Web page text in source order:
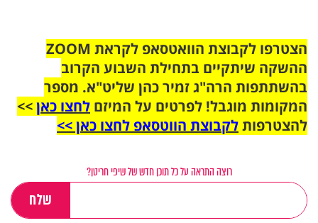
הצטרפו לקבוצת הוואטסאפ לקראת ZOOM
ההשקה שיתקיים בתחילת השבוע הקרוב
בהשתתפות הרה"ג זמיר כהן שליט"א. מספר
המקומות מוגבל! לפרטים על המיזם לחצו כאן>>
להצטרפותלקבוצת הווטסאפ לחצו כאן >>
רוצה התראה על כל תוכן חדש של שיפי חריטן?